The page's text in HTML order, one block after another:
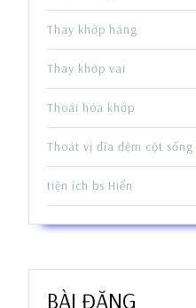
Thay khớp háng
Thay khớp vai
Thoái hóa khớp
Thoát vị đĩa đệm cột
tiện ích bs Hiển
BÀI ĐĂNG